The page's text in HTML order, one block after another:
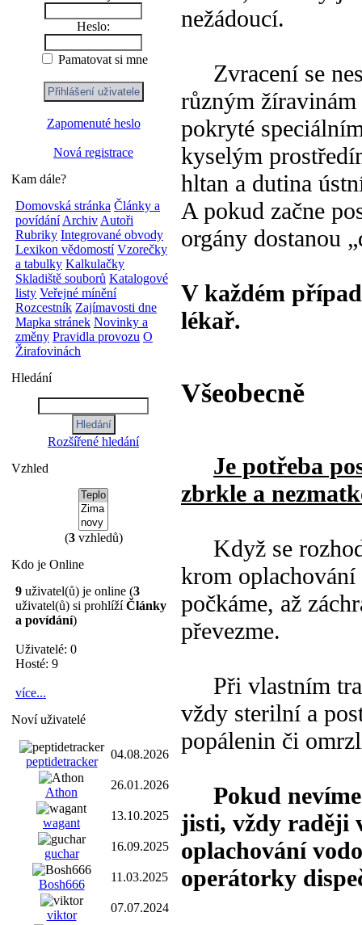
Heslo:
Pamatovat si mne
Zapomenuté heslo
Nová registrace
Kam dále?
Domovská stránka Články a
povídání Archiv Autoři
Rubriky Integrované obvody
Lexikon vědomostí Vzorečky
a tabulky Kalkulačky
Skladiště souborů Katalogové
listy Veřejné mínění
Rozcestník Zajímavosti dne
Mapka stránek Novinky a
změny Pravidla provozu O
Žirafovinách
Hledání
Rozšířené hledání
Vzhled
(3vzhledů)
Kdo je Online
9 uživatel(ů) je online (3
uživatel(ů) si prohlížíČlánky
a povídání)
Uživatelé: 0
Hosté: 9
více...
Noví uživatelé
peptidetracker
04.08.2026
Athon
26.01.2026
wagant
13.10.2025
guchar
16.09.2025
Bosh666
11.03.2025
viktor
07.07.2024
nežádoucí.
Zvracení se
různým
pokryté
kyselým
hltan a dutina
A pokud začne
orgány dostanou
V každém
lékař.
Všeobecně
Je potřeba
zbrkle a
Když se
krom
počkáme, až
převezme.
Při vlastním
vždy sterilní a
popálenin či
Pokud
jisti, vždy raději
oplachování
operátorky